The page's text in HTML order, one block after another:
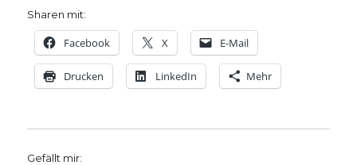
Sharen mit:
Facebook X E-Mail
Drucken LinkedIn Mehr
Gefällt mir: